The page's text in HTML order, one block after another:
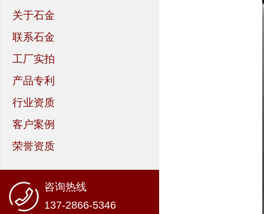
关于石金
联系石金
工厂实拍
产品专利
行业资质
客户案例
荣誉资质
咨询热线
137-2866-5346